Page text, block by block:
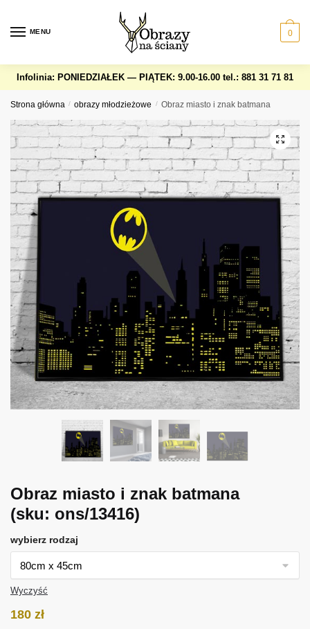
navigation
content
MENU 0
Infolinia: PONIEDZIAŁEK — PIĄTEK: 9.00-16.00 tel.: 881 31 71 81
Strona główna / obrazy młodzieżowe / Obraz miasto i znak batmana
Obraz miasto i znak batmana
(sku: ons/13416)
wybierz rodzaj
Wyczyść
180 zł